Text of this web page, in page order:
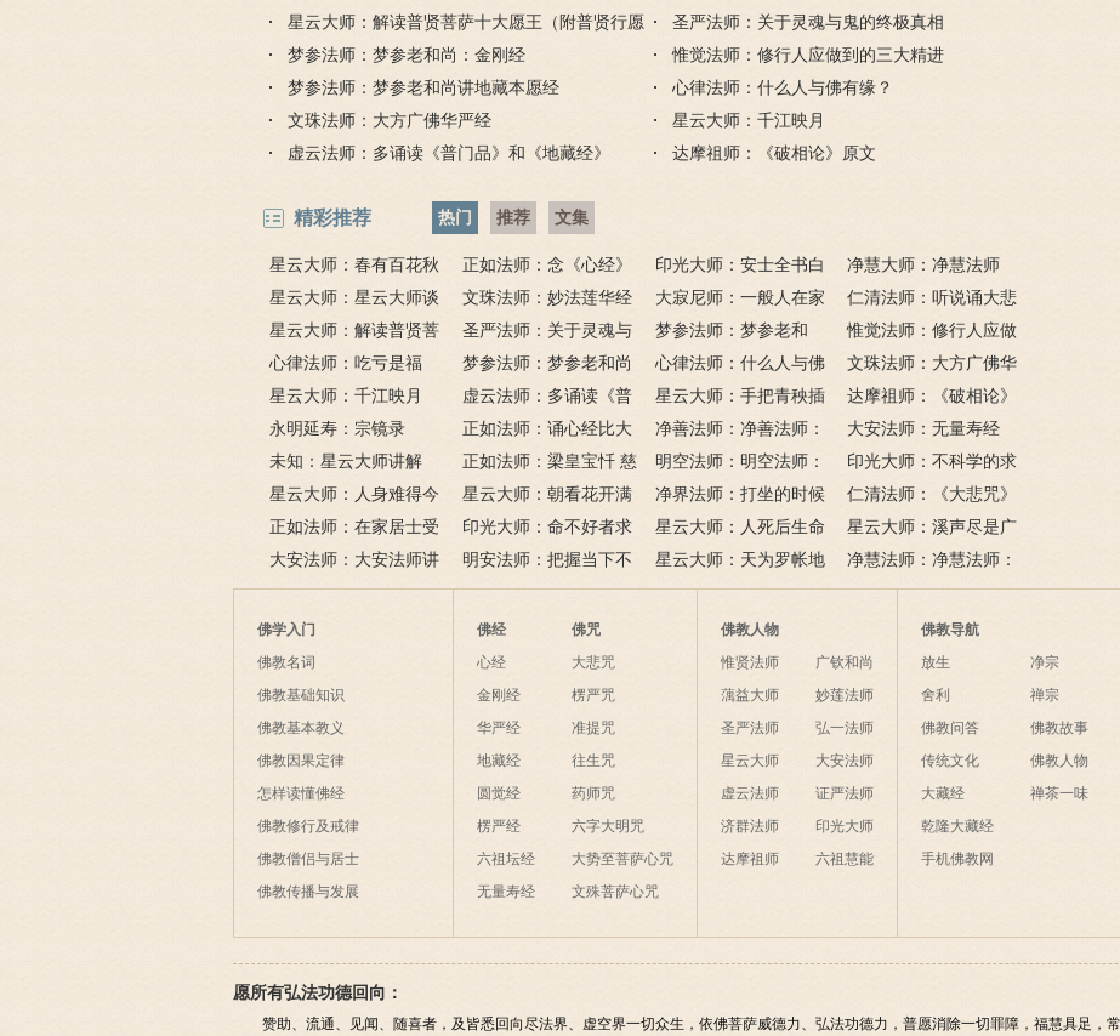
吗？
星云大师：解读普贤菩萨十大愿王（附普贤行愿
品全文）
圣严法师：关于灵魂与鬼的终极真相
梦参法师：梦参老和尚：金刚经
惟觉法师：修行人应做到的三大精进
梦参法师：梦参老和尚讲地藏本愿经
心律法师：什么人与佛有缘？
文珠法师：大方广佛华严经
星云大师：千江映月
虚云法师：多诵读《普门品》和《地藏经》
达摩祖师：《破相论》原文
精彩推荐 热门 推荐 文集
星云大师：春有百花秋
有月，夏有凉风冬有雪；
若无闲事挂心头，便是人
间好时节。
正如法师：念《心经》
比《大悲咒》更好吗？
印光大师：安士全书白
话解
净慧大师：净慧法师
《楞严经》浅译
星云大师：星云大师谈
《心经》
文珠法师：妙法莲华经
大寂尼师：一般人在家
里可以读诵《地藏经》
吗？
仁清法师：听说诵大悲
咒对鬼不好，请法师开
示
星云大师：解读普贤菩
萨十大愿王（附普贤行愿
品全文）
圣严法师：关于灵魂与
鬼的终极真相
梦参法师：梦参老和
尚：金刚经
惟觉法师：修行人应做
到的三大精进
心律法师：吃亏是福
梦参法师：梦参老和尚
讲地藏本愿经
心律法师：什么人与佛
有缘？
文珠法师：大方广佛华
严经
星云大师：千江映月
虚云法师：多诵读《普
门品》和《地藏经》
星云大师：手把青秧插
满田，低头便见水中天；
六根清净方为道，退步原
来是向前。
达摩祖师：《破相论》
原文
永明延寿：宗镜录
正如法师：诵心经比大
悲咒功德大吗
净善法师：净善法师：
看风水与算命能否改变命
运？
大安法师：无量寿经
未知：星云大师讲解
正如法师：梁皇宝忏 慈
悲道场
明空法师：明空法师：
《心经》中的般若智慧
印光大师：不科学的求
子秘方，但是很灵验
星云大师：人身难得今
已得，佛法难闻今已闻；
此身不向今生度，更向何
生度此身？
星云大师：朝看花开满
树红，暮看花落树还空；
若将花比人间事，花与人
间事一同。
净界法师：打坐的时候
该怎么念佛？
仁清法师：《大悲咒》
的九种世间利益
正如法师：在家居士受
五戒可以搭缦衣吗？
印光大师：命不好者求
美好姻缘，有个简单方
法
星云大师：人死后生命
是怎样的？
星云大师：溪声尽是广
长舌，山色无非清净身；
夜来八万四千偈，他日如
何举似人？
大安法师：大安法师讲
解
明安法师：把握当下不
后悔
星云大师：天为罗帐地
为毡，日月星辰伴我眠；
夜间不敢长伸足，恐怕踏
破海底天。
净慧法师：净慧法师：
《妙法莲华经》浅释
佛学入门
佛教名词
佛教基础知识
佛教基本教义
佛教因果定律
怎样读懂佛经
佛教修行及戒律
佛教僧侣与居士
佛教传播与发展
佛经
心经
金刚经
华严经
地藏经
圆觉经
楞严经
六祖坛经
无量寿经
佛咒
大悲咒
楞严咒
准提咒
往生咒
药师咒
六字大明咒
大势至菩萨心咒
文殊菩萨心咒
佛教人物
惟贤法师
蕅益大师
圣严法师
星云大师
虚云法师
济群法师
达摩祖师
广钦和尚
妙莲法师
弘一法师
大安法师
证严法师
印光大师
六祖慧能
佛教导航
放生
舍利
佛教问答
传统文化
大藏经
乾隆大藏经
手机佛教网
净宗
禅宗
佛教故事
佛教人物
禅茶一味
愿所有弘法功德回向：
赞助、流通、见闻、随喜者，及皆悉回向尽法界、虚空界一切众生，依佛菩萨威德力、弘法功德力，普愿消除一切罪障，福慧具足，